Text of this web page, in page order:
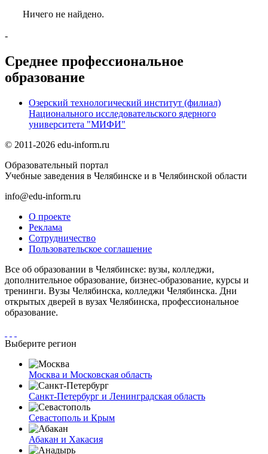
Ничего не найдено.
-
Среднее профессиональное
образование
Озерский технологический институт (филиал)
Национального исследовательского ядерного
университета "МИФИ"
© 2011-2026 edu-inform.ru
Образовательный портал
Учебные заведения в Челябинске и в Челябинской области
info@edu-inform.ru
О проекте
Реклама
Сотрудничество
Пользовательское соглашение
Все об образовании в Челябинске: вузы, колледжи,
дополнительное образование, бизнес-образование, курсы и
тренинги. Вузы Челябинска, колледжи Челябинска. Дни
открытых дверей в вузах Челябинска, профессиональное
образование.
Выберите регион
Москва и Московская область
Санкт-Петербург и Ленинградская область
Севастополь и Крым
Абакан и Хакасия